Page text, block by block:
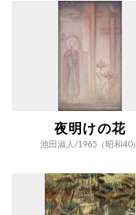
夜明けの花
池田淑人/1965（昭和40）